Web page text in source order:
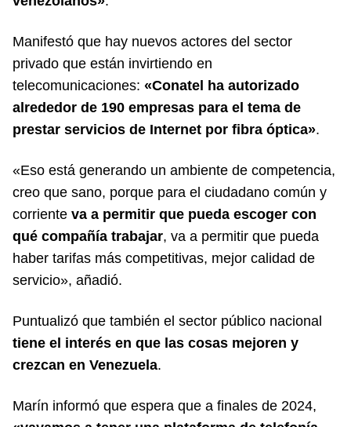
Manifestó que hay nuevos actores del sector
privado que están invirtiendo en
telecomunicaciones: «Conatel ha autorizado
alrededor de 190 empresas para el tema de
prestar servicios de Internet por fibra óptica».
«Eso está generando un ambiente de competencia,
creo que sano, porque para el ciudadano común y
corriente va a permitir que pueda escoger con
qué compañía trabajar, va a permitir que pueda
haber tarifas más competitivas, mejor calidad de
servicio», añadió.
Puntualizó que también el sector público nacional
tiene el interés en que las cosas mejoren y
crezcan en Venezuela.
Marín informó que espera que a finales de 2024,